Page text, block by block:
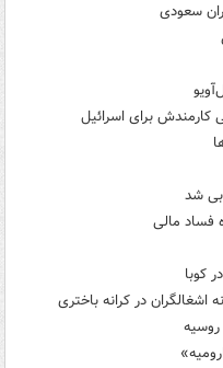
کارمندش برای اسرائیل
شد
فساد مالی
کوبا
در کرانه باختری
روسیه